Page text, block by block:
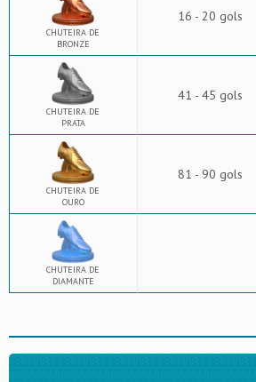
CHUTEIRA DE
BRONZE
16 - 20 gols
CHUTEIRA DE
PRATA
41 - 45 gols
CHUTEIRA DE
OURO
81 - 90 gols
CHUTEIRA DE
DIAMANTE